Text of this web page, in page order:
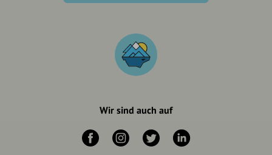
Wir sind auch auf